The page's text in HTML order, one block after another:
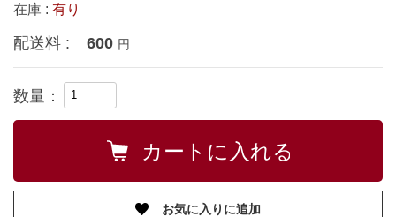
在庫 : 有り
配送料 : 600 円
数量：
お気に入りに追加